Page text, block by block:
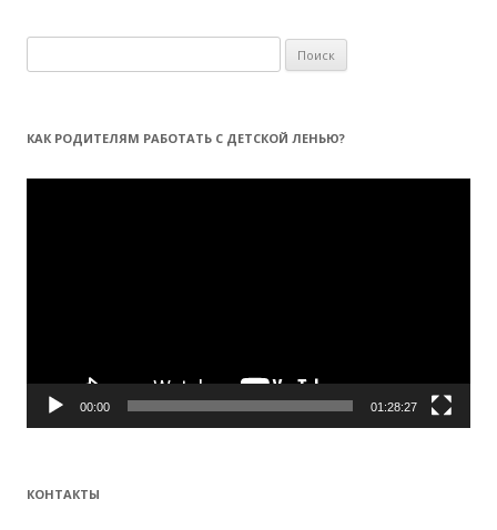
а
т
:
КАК РОДИТЕЛЯМ РАБОТАТЬ С ДЕТСКОЙ ЛЕНЬЮ?
Видеоплеер
00:00 01:28:27
КОНТАКТЫ